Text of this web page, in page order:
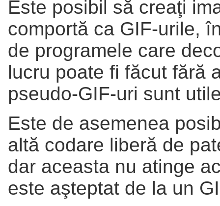
Este posibil să creaţi
comportă ca GIF-urile,
de programele care
lucru poate fi făcut fără
pseudo-GIF-uri sunt
Este de asemenea
altă codare liberă de
dar aceasta nu atinge
este aşteptat de la un